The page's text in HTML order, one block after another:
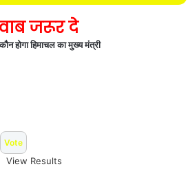
जरूर दे
होगा हिमाचल का मुख्य मंत्री
View Results